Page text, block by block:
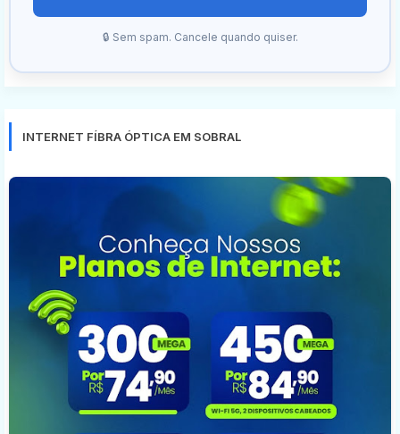
🔒 Sem spam. Cancele quando quiser.
INTERNET FÍBRA ÓPTICA EM SOBRAL